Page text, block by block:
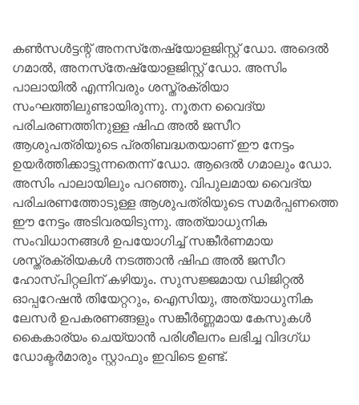
കണ്‍സള്‍ട്ടന്റ് അനസ്‌തേഷ്യോളജിസ്റ്റ് ഡോ. അദെല്‍
ഗമാല്‍, അനസ്‌തേഷ്യോളജിസ്റ്റ് ഡോ. അസിം
പാലായില്‍ എന്നിവരും ശസ്ത്രക്രിയാ
സംഘത്തിലുണ്ടായിരുന്നു. നൂതന വൈദ്യ
പരിചരണത്തിനുള്ള ഷിഫ അല്‍ ജസീറ
ആശുപത്രിയുടെ പ്രതിബദ്ധതയാണ് ഈ നേട്ടം
ഉയര്‍ത്തിക്കാട്ടുന്നതെന്ന് ഡോ. ആദെല്‍ ഗമാലും ഡോ.
അസിം പാലായിലും പറഞ്ഞു. വിപുലമായ വൈദ്യ
പരിചരണത്തോടുള്ള ആശുപത്രിയുടെ സമര്‍പ്പണത്തെ
ഈ നേട്ടം അടിവരയിടുന്നു. അത്യാധുനിക
സംവിധാനങ്ങള്‍ ഉപയോഗിച്ച് സങ്കീര്‍ണമായ
ശസ്ത്രക്രിയകള്‍ നടത്താന്‍ ഷിഫ അല്‍ ജസീറ
ഹോസ്പിറ്റലിന് കഴിയും. സുസജ്ജമായ ഡിജിറ്റല്‍
ഓപ്പറേഷന്‍ തിയേറ്ററും, ഐസിയു, അത്യാധുനിക
ലേസര്‍ ഉപകരണങ്ങളും സങ്കീര്‍ണ്ണമായ കേസുകള്‍
കൈകാര്യം ചെയ്യാന്‍ പരിശീലനം ലഭിച്ച വിദഗ്ധ
ഡോക്ടര്‍മാരും സ്റ്റാഫും ഇവിടെ ഉണ്ട്.